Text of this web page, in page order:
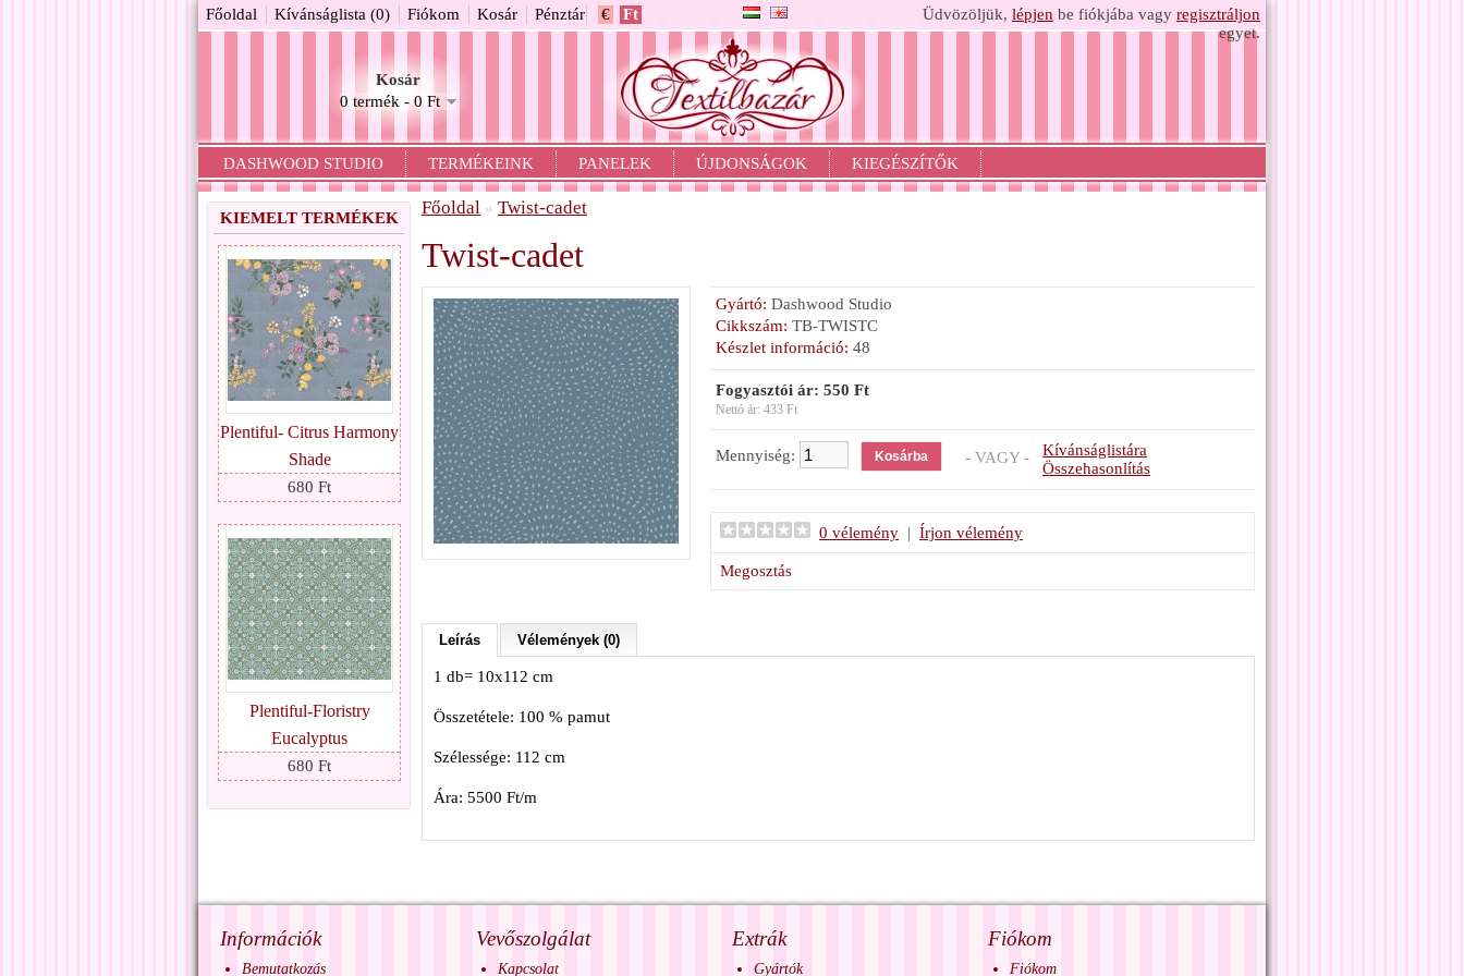
€ Ft
Kosár
0 termék - 0 Ft
Üdvözöljük, lépjen be fiókjába vagy regisztráljon
egyet.
Főoldal Kívánságlista (0) Fiókom Kosár Pénztár
DASHWOOD STUDIO TERMÉKEINK PANELEK ÚJDONSÁGOK KIEGÉSZÍTŐK
KIEMELT TERMÉKEK
Plentiful- Citrus Harmony
Shade
680 Ft
Plentiful-Floristry
Eucalyptus
680 Ft
Főoldal » Twist-cadet
Twist-cadet
Gyártó: Dashwood Studio
Cikkszám: TB-TWISTC
Készlet információ: 48
Fogyasztói ár: 550 Ft
Nettó ár: 433 Ft
Mennyiség: - VAGY - Kívánságlistára
Összehasonlítás
0 vélemény | Írjon vélemény
Megosztás
Leírás Vélemények (0)
1 db= 10x112 cm
Összetétele: 100 % pamut
Szélessége: 112 cm
Ára: 5500 Ft/m
Információk
Bemutatkozás
Vevőszolgálat
Kapcsolat
Extrák
Gyártók
Fiókom
Fiókom